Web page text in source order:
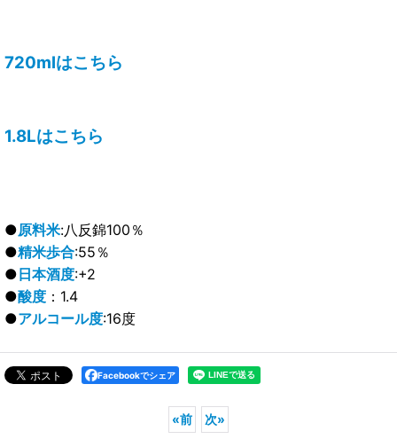
720mlはこちら
1.8Lはこちら
●原料米:八反錦100％
●精米歩合:55％
●日本酒度:+2
●酸度 ：1.4
●アルコール度:16度
Facebookでシェア
«前 次»